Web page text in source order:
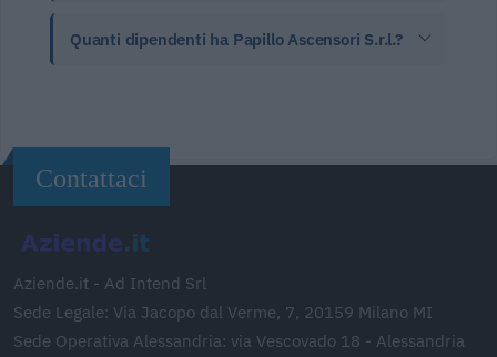
Quanti dipendenti ha Papillo Ascensori S.r.l.?
Contattaci
Aziende.it - Ad Intend Srl
Sede Legale: Via Jacopo dal Verme, 7, 20159 Milano MI
Sede Operativa Alessandria: via Vescovado 18 - Alessandria